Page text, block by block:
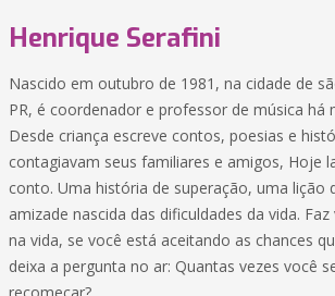
Henrique Serafini
Nascido em outubro de 1981, na cidade de
PR, é coordenador e professor de música há
Desde criança escreve contos, poesias e
contagiavam seus familiares e amigos, Hoje
conto. Uma história de superação, uma lição
amizade nascida das dificuldades da vida.
na vida, se você está aceitando as chances
deixa a pergunta no ar: Quantas vezes você